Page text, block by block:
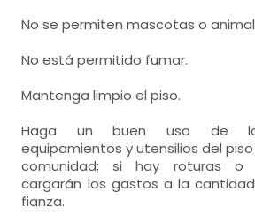
- cama individual (180x190
- cuarto de baño
No se permiten mascotas o
No está permitido fumar.
Mantenga limpio el piso.
Haga un buen uso de las
equipamientos y utensilios del
comunidad; si hay roturas o
cargarán los gastos a la
fianza.